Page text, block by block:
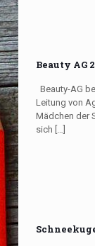
Beauty AG
Beauty-AG
Leitung von
Mädchen der
sich […]